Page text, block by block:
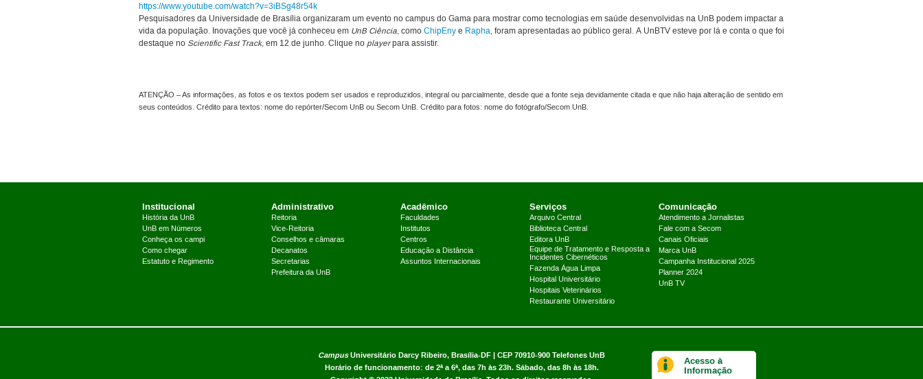
https://www.youtube.com/watch?v=3iBSg48r54k
Pesquisadores da Universidade de Brasília organizaram um evento no campus do Gama para mostrar como tecnologias em saúde desenvolvidas na UnB podem impactar a
vida da população. Inovações que você já conheceu em UnB Ciência, como ChipEny e Rapha, foram apresentadas ao público geral. A UnBTV esteve por lá e conta o que foi
destaque no Scientific Fast Track, em 12 de junho. Clique no playerpara assistir.
ATENÇÃO – As informações, as fotos e os textos podem ser usados e reproduzidos, integral ou parcialmente, desde que a fonte seja devidamente citada e que não haja alteração de sentido em
seus conteúdos. Crédito para textos: nome do repórter/Secom UnB ou Secom UnB. Crédito para fotos: nome do fotógrafo/Secom UnB.
Institucional
História da UnB
UnB em Números
Conheça os campi
Como chegar
Estatuto e Regimento
Administrativo
Reitoria
Vice-Reitoria
Conselhos e câmaras
Decanatos
Secretarias
Prefeitura da UnB
Acadêmico
Faculdades
Institutos
Centros
Educação a Distância
Assuntos Internacionais
Serviços
Arquivo Central
Biblioteca Central
Editora UnB
Equipe de Tratamento e Resposta a
Incidentes Cibernéticos
Fazenda Água Limpa
Hospital Universitário
Hospitais Veterinários
Restaurante Universitário
Comunicação
Atendimento a Jornalistas
Fale com a Secom
Canais Oficiais
Marca UnB
Campanha Institucional 2025
Planner 2024
UnB TV
CampusUniversitário Darcy Ribeiro, Brasília-DF | CEP 70910-900 Telefones UnB
Horário de funcionamento: de 2ª a 6ª, das 7h às 23h. Sábado, das 8h às 18h.
Acesso à
Informação